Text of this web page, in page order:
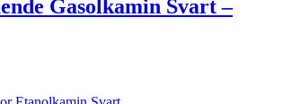
Gasolkamin Svart –